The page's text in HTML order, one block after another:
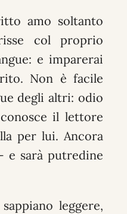
amo soltanto
col proprio
e imparerai
Non è facile
degli altri: odio
il lettore
per lui. Ancora
sarà putredine
leggere,